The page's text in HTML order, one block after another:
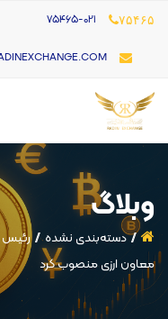
۷۵۴۶۵
وبلاگ
دسته‌بندی نشده
رئیس
معاون ارزی منصوب کرد